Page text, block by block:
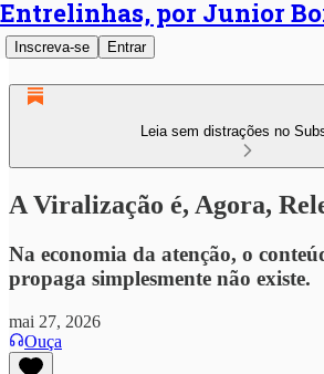
Entrelinhas, por Junior
Inscreva-se Entrar
Leia sem distrações no
A Viralização é, Agora,
Na economia da atenção, o
propaga simplesmente não existe.
mai 27, 2026
Ouça